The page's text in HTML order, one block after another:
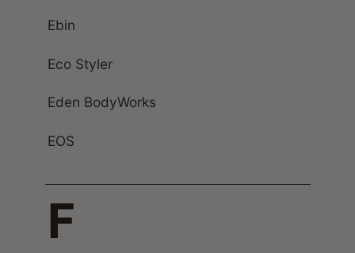
Ebin
Eco Styler
Eden BodyWorks
EOS
F